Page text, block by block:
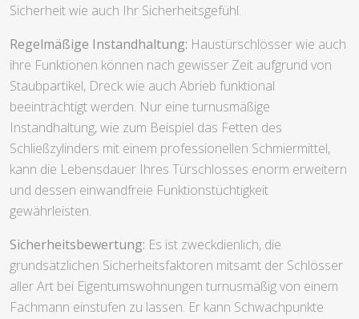
Sicherheit wie auch Ihr Sicherheitsgefühl.
Regelmäßige Instandhaltung: Haustürschlösser wie auch
ihre Funktionen können nach gewisser Zeit aufgrund von
Staubpartikel, Dreck wie auch Abrieb funktional
beeinträchtigt werden. Nur eine turnusmäßige
Instandhaltung, wie zum Beispiel das Fetten des
Schließzylinders mit einem professionellen Schmiermittel,
kann die Lebensdauer Ihres Türschlosses enorm erweitern
und dessen einwandfreie Funktionstüchtigkeit
gewährleisten.
Sicherheitsbewertung: Es ist zweckdienlich, die
grundsätzlichen Sicherheitsfaktoren mitsamt der Schlösser
aller Art bei Eigentumswohnungen turnusmäßig von einem
Fachmann einstufen zu lassen. Er kann Schwachpunkte